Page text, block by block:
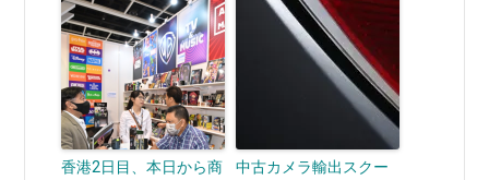
香港2日目、本日から商
中古カメラ輸出スクー